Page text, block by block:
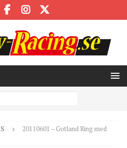
20110601 – Gotland Ring med